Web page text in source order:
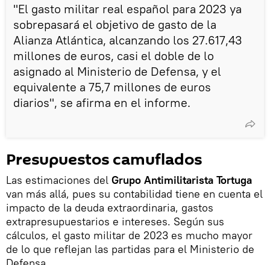
"El gasto militar real español para 2023 ya
sobrepasará el objetivo de gasto de la
Alianza Atlántica, alcanzando los 27.617,43
millones de euros, casi el doble de lo
asignado al Ministerio de Defensa, y el
equivalente a 75,7 millones de euros
diarios", se afirma en el informe.
Presupuestos camuflados
Las estimaciones del Grupo Antimilitarista Tortuga
van más allá, pues su contabilidad tiene en cuenta el
impacto de la deuda extraordinaria, gastos
extrapresupuestarios e intereses. Según sus
cálculos, el gasto militar de 2023 es mucho mayor
de lo que reflejan las partidas para el Ministerio de